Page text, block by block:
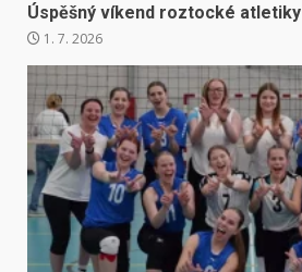
Úspěšný víkend roztocké atletiky
1. 7. 2026